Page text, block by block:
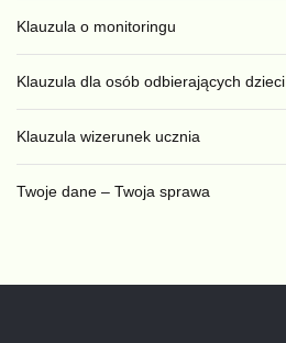
Klauzula o monitoringu
Klauzula dla osób odbierających dzieci
Klauzula wizerunek ucznia
Twoje dane – Twoja sprawa